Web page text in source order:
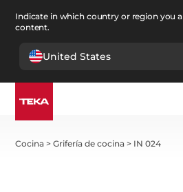
Indicate in which country or region you
content.
United States
Cocina >Grifería de cocina > IN 024